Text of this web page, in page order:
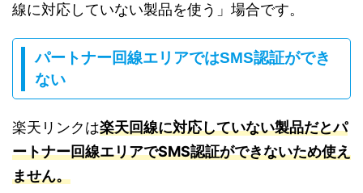
線に対応していない製品を使う」場合です。
パートナー回線エリアではSMS認証ができ
ない
楽天リンクは楽天回線に対応していない製品だとパ
ートナー回線エリアでSMS認証ができないため使え
ません。